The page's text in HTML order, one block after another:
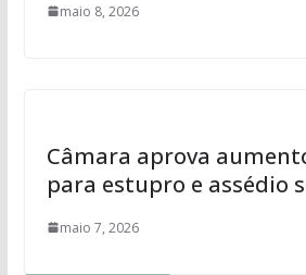
maio 8, 2026
Câmara aprova
para estupro e assédio
maio 7, 2026